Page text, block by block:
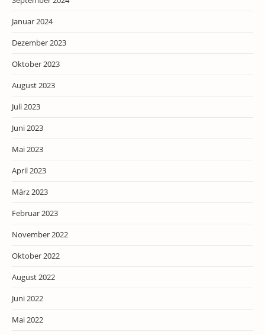
Januar 2024
Dezember 2023
Oktober 2023
August 2023
Juli 2023
Juni 2023
Mai 2023
April 2023
März 2023
Februar 2023
November 2022
Oktober 2022
August 2022
Juni 2022
Mai 2022